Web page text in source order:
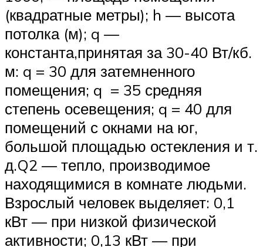
(квадратные метры); h — высота
потолка (м); q —
константа,принятая за 30-40 Вт/кб.
м: q = 30 для затемненного
помещения; q = 35 средняя
степень осевещения; q = 40 для
помещений с окнами на юг,
большой площадью остекления и т.
д.Q2 — тепло, производимое
находящимися в комнате людьми.
Взрослый человек выделяет: 0,1
кВт — при низкой физической
активности; 0,13 кВт — при